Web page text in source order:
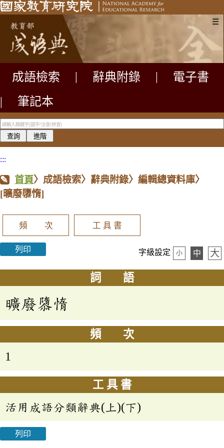
☰
成語檢索 辭典附錄
電子書
|
筆記本
:::
首頁〉成語檢索〉辭典附錄〉編輯總資料庫〉
[曠廢隳惰]
頻 次 工 具 書
列印 字級設定 小 中 大
詞 語
曠廢隳惰
頻 次
1
工 具 書
活用成語分類辭典(上)(下)
列印